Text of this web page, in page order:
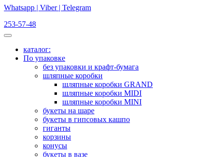
Whatsapp | Viber | Telegram
253-57-48
каталог:
По упаковке
без упаковки и крафт-бумага
шляпные коробки
шляпные коробки GRAND
шляпные коробки MIDI
шляпные коробки MINI
букеты на шаре
букеты в гипсовых кашпо
гиганты
корзины
конусы
букеты в вазе